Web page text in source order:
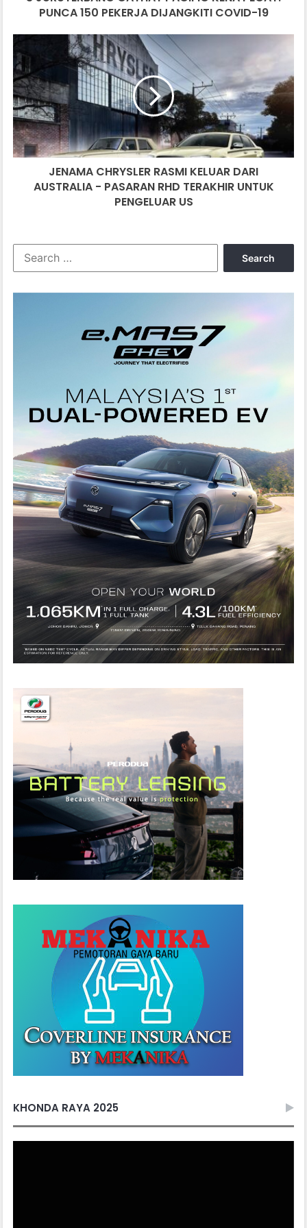
COVID-PUNCA 150 PEKERJA DIJANGKITI COVID-19
JENAMA
CHRYSLER
RASMI
KELUAR
DARI
AUSTRALIA
-
PASARAN
RHD
TERAKHIR
UNTUK
JENAMA CHRYSLER RASMI KELUAR DARI
AUSTRALIA - PASARAN RHD TERAKHIR UNTUK
PENGELUAR US
KHONDA RAYA 2025